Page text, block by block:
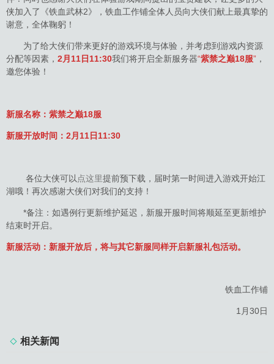
侠加入了《铁血武林2》，铁血工作铺全体人员向大侠们献上最真挚的
谢意，全体鞠躬！
为了给大侠们带来更好的游戏环境与体验，并考虑到游戏内资源
分配等因素， 2月11日11:30我们将开启全新服务器“紫禁之巅18服” ，
邀您体验！
新服名称：紫禁之巅18服
新服开放时间： 2月11日11:30
各位大侠可以 点这里提前预下载，届时第一时间进入游戏开始江
湖哦！再次感谢大侠们对我们的支持！
*备注：如遇例行更新维护延迟，新服开服时间将顺延至更新维护
结束时开启。
新服活动：新服开放后，将与其它新服同样开启新服礼包活动。
铁血工作铺
1月30日
相关新闻
论坛 下载 客服